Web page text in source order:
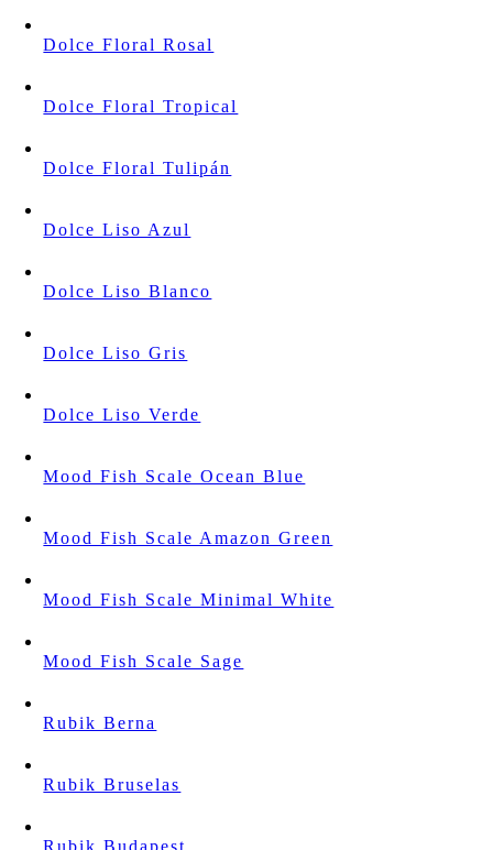
Dolce Floral Rosal
Dolce Floral Tropical
Dolce Floral Tulipán
Dolce Liso Azul
Dolce Liso Blanco
Dolce Liso Gris
Dolce Liso Verde
Mood Fish Scale Ocean Blue
Mood Fish Scale Amazon Green
Mood Fish Scale Minimal White
Mood Fish Scale Sage
Rubik Berna
Rubik Bruselas
Rubik Budapest